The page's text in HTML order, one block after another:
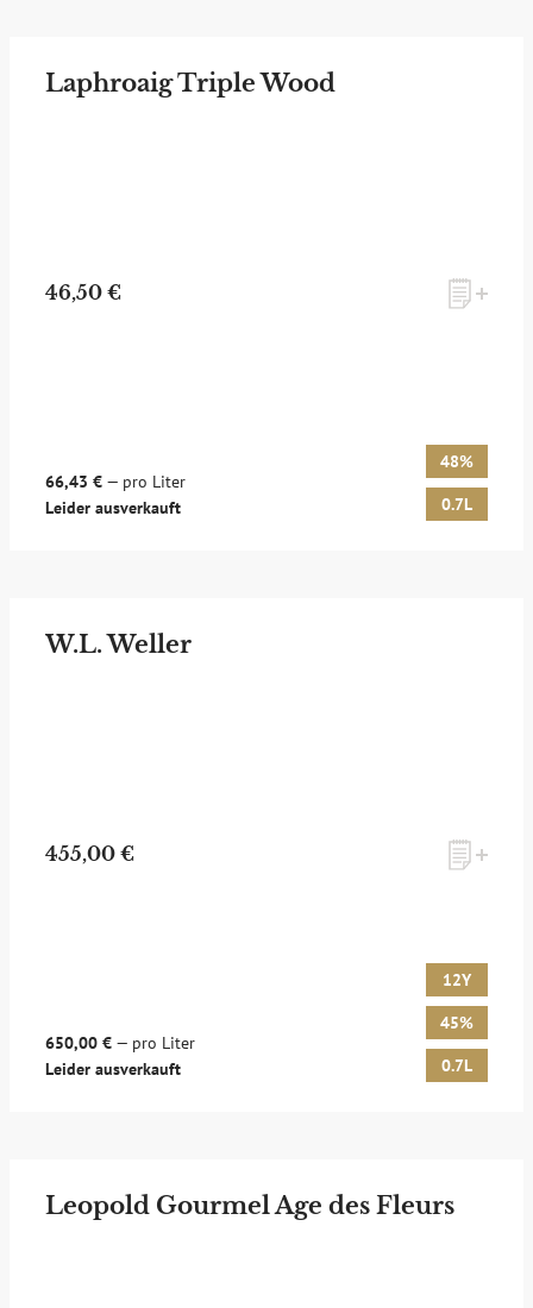
Laphroaig Triple Wood
46,50 €
66,43 € — pro Liter
Leider ausverkauft
48%
0.7L
W.L. Weller
455,00 €
650,00 € — pro Liter
Leider ausverkauft
12Y
45%
0.7L
Leopold Gourmel Age des Fleurs